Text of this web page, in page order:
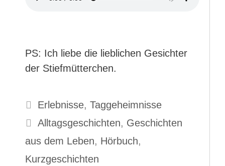
PS: Ich liebe die lieblichen Gesichter
der Stiefmütterchen.
Kategorien
Erlebnisse, Taggeheimnisse
Schlagwörter
Alltagsgeschichten, Geschichten
aus dem Leben, Hörbuch,
Kurzgeschichten